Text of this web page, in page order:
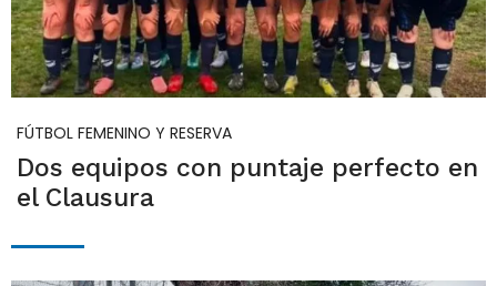
FÚTBOL FEMENINO Y RESERVA
Dos equipos con puntaje perfecto en
el Clausura